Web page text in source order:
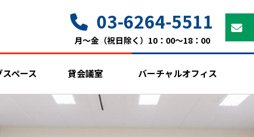
ペース 貸会議室 バーチャルオフィス
03-6264-5511
月～金（祝日除く）10：00～18：00